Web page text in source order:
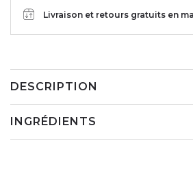
Livraison et retours gratuits en
DESCRIPTION
INGRÉDIENTS